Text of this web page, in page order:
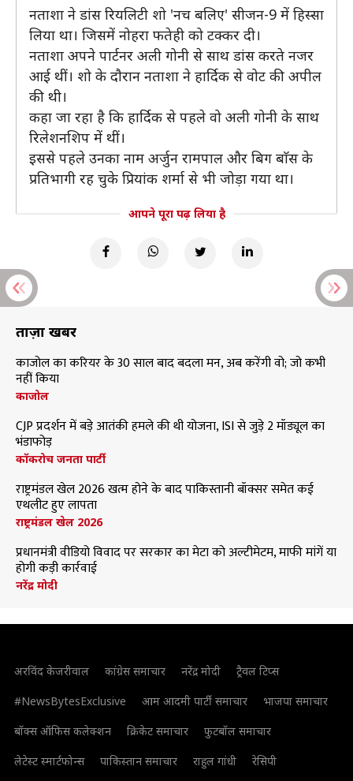
नताशा ने डांस रियलिटी शो 'नच बलिए' सीजन-9 में हिस्सा
लिया था। जिसमें नोहरा फतेही को टक्कर दी।
नताशा अपने पार्टनर अली गोनी से साथ डांस करते नजर
आई थीं। शो के दाैरान नताशा ने हार्दिक से वोट की अपील
की थी।
कहा जा रहा है कि हार्दिक से पहले वो अली गोनी के साथ
रिलेशनशिप में थीं।
इससे पहले उनका नाम अर्जुन रामपाल और बिग बाॅस के
प्रतिभागी रह चुके प्रियांक शर्मा से भी जोड़ा गया था।
आपने पूरा पढ़ लिया है
ताज़ा खबरें
काजोल का करियर के 30 साल बाद बदला मन, अब करेंगी वो; जो कभी
नहीं किया
काजोल
CJP प्रदर्शन में बड़े आतंकी हमले की थी योजना, ISI से जुड़े 2 मॉड्यूल का
भंडाफोड़
कॉकरोच जनता पार्टी
राष्ट्रमंडल खेल 2026 खत्म होने के बाद पाकिस्तानी बॉक्सर समेत कई
एथलीट हुए लापता
राष्ट्रमंडल खेल 2026
प्रधानमंत्री वीडियो विवाद पर सरकार का मेटा को अल्टीमेटम, माफी मांगें या
होगी कड़ी कार्रवाई
नरेंद्र मोदी
अरविंद केजरीवाल कांग्रेस समाचार नरेंद्र मोदी
ट्रैवल टिप्स
#NewsBytesExclusive
आम आदमी पार्टी समाचार
भाजपा समाचार
बॉक्स ऑफिस कलेक्शन
क्रिकेट समाचार
फुटबॉल समाचार
लेटेस्ट स्मार्टफोन्स
पाकिस्तान समाचार राहुल गांधी रेसिपी